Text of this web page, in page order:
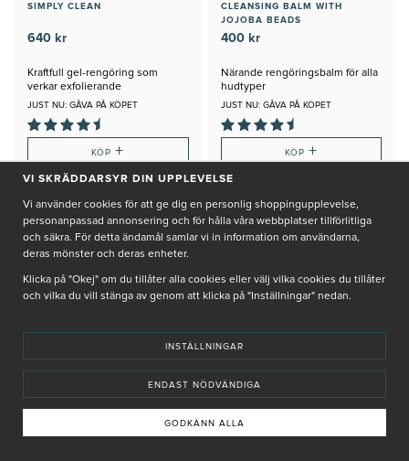
SIMPLY CLEAN
640 kr
Kraftfull gel-rengöring som
verkar exfolierande
JUST NU: GÅVA PÅ KÖPET
KÖP+
CLEANSING BALM WITH
JOJOBA BEADS
400 kr
Närande rengöringsbalm för alla
hudtyper
JUST NU: GÅVA PÅ KÖPET
KÖP +
VI SKRÄDDARSYR DIN UPPLEVELSE
Vi använder cookies för att ge dig en personlig shoppingupplevelse,
personanpassad annonsering och för hålla våra webbplatser tillförlitliga
och säkra. För detta ändamål samlar vi in information om användarna,
deras mönster och deras enheter.
Klicka på "Okej" om du tillåter alla cookies eller välj vilka cookies du tillåter
och vilka du vill stänga av genom att klicka på "Inställningar" nedan.
INSTÄLLNINGAR
ENDAST NÖDVÄNDIGA
GODKÄNN ALLA